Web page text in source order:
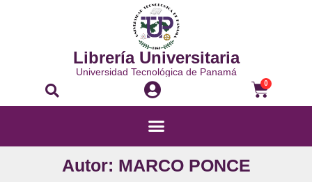
Librería Universitaria
Universidad Tecnológica de Panamá
0
Autor: MARCO PONCE